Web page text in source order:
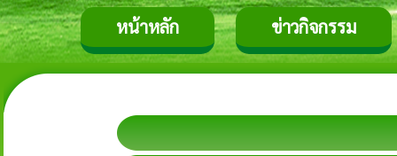
หน้าหลัก ข่าวกิจกรรม